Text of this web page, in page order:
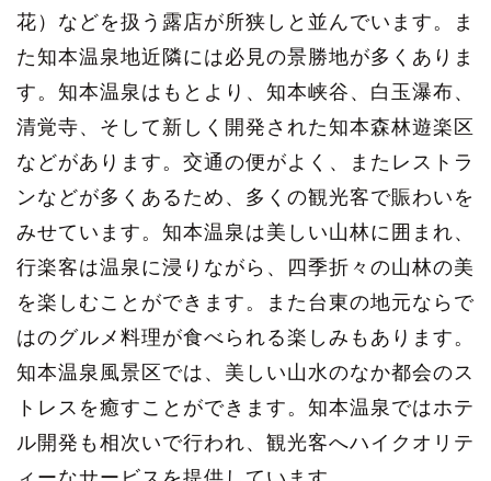
花）などを扱う露店が所狭しと並んでいます。ま
た知本温泉地近隣には必見の景勝地が多くありま
す。知本温泉はもとより、知本峡谷、白玉瀑布、
清覚寺、そして新しく開発された知本森林遊楽区
などがあります。交通の便がよく、またレストラ
ンなどが多くあるため、多くの観光客で賑わいを
みせています。知本温泉は美しい山林に囲まれ、
行楽客は温泉に浸りながら、四季折々の山林の美
を楽しむことができます。また台東の地元ならで
はのグルメ料理が食べられる楽しみもあります。
知本温泉風景区では、美しい山水のなか都会のス
トレスを癒すことができます。知本温泉ではホテ
ル開発も相次いで行われ、観光客へハイクオリテ